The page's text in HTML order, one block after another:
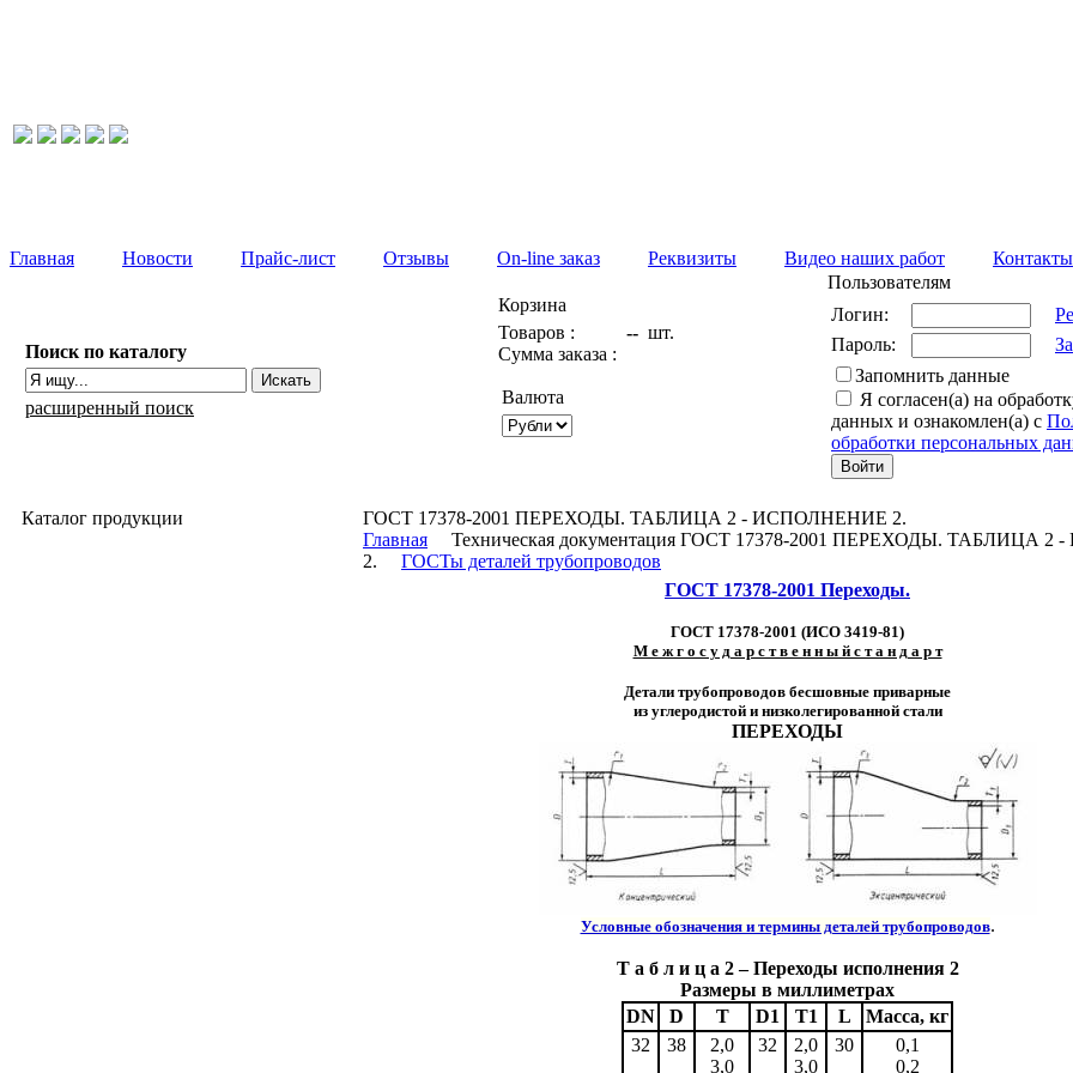
Главная Новости Прайс-лист Отзывы On-line заказ Реквизиты Видео наших работ Контакты
Поиск по каталогу
расширенный поиск
Корзина
Товаров :
-- шт.
Сумма заказа :
Валюта
Пользователям
Логин:
Пароль:
Запомнить данные
Я согласен(а) на
данных и ознакомлен(а) с
обработки персональных
Каталог продукции
ГОСТ 17378-2001 ПЕРЕХОДЫ. ТАБЛИЦА 2 - ИСПОЛНЕНИЕ 2.
Главная
Техническая документация ГОСТ 17378-2001 ПЕРЕХОДЫ. ТАБЛИЦА
2.
ГОСТы деталей трубопроводов
ГОСТ 17378-2001 Переходы.
ГОСТ 17378-2001 (ИСО 3419-81)
М е ж г о с у д а р с т в е н н ы й с т а н д а р т
Детали трубопроводов бесшовные приварные
из углеродистой и низколегированной стали
ПЕРЕХОДЫ
Условные обозначения и термины деталей трубопроводов.
Т а б л и ц а 2 – Переходы исполнения 2
Размеры в миллиметрах
DN
D T D1 T1 L
Масса, кг
32
38
2,0
3,0
32
2,0
3,0
30
0,1
0,2